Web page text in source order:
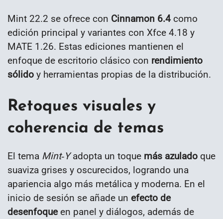
Mint 22.2 se ofrece con Cinnamon 6.4 como
edición principal y variantes con Xfce 4.18 y
MATE 1.26. Estas ediciones mantienen el
enfoque de escritorio clásico con rendimiento
sólido y herramientas propias de la distribución.
Retoques visuales y
coherencia de temas
El tema Mint‑Yadopta un toque más azulado que
suaviza grises y oscurecidos, logrando una
apariencia algo más metálica y moderna. En el
inicio de sesión se añade un efecto de
desenfoqueen panel y diálogos, además de